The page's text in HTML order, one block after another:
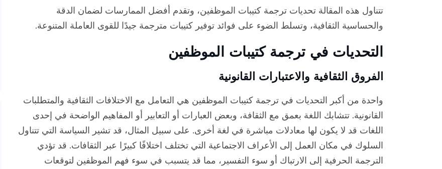
تتناول هذه المقالة تحديات ترجمة كتيبات الموظفين، وتقدم أفضل الممارسات لضمان الدقة
والحساسية الثقافية، وتسلط الضوء على فوائد توفير كتيبات مترجمة جيدًا للقوى العاملة المتنوعة.
التحديات في ترجمة كتيبات الموظفين
الفروق الثقافية والاعتبارات القانونية
واحدة من أكبر التحديات في ترجمة كتيبات الموظفين هي التعامل مع الاختلافات الثقافية والمتطلبات
القانونية. تتشابك اللغة بعمق مع الثقافة، وبعض العبارات أو التعابير أو المفاهيم الواضحة في إحدى
اللغات قد لا يكون لها معادلات مباشرة في لغة أخرى. على سبيل المثال، قد تشير السياسة التي تتناول
السلوك في مكان العمل إلى الأعراف الاجتماعية التي تختلف اختلافًا كبيرًا عبر الثقافات. قد تؤدي
الترجمة الحرفية إلى الارتباك أو سوء التفسير، مما قد يتسبب في سوء فهم الموظفين لتوقعات